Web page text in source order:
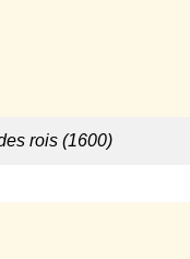
rois (1600)